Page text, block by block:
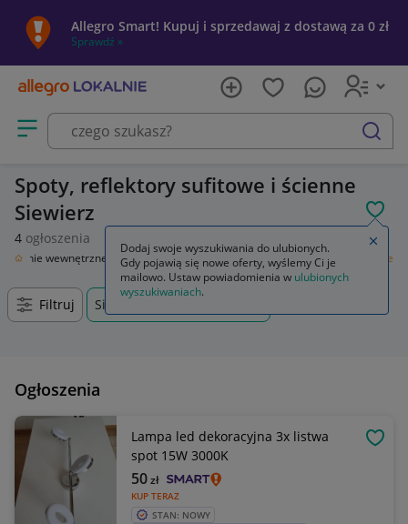
Allegro Smart! Kupuj i sprzedawaj z dostawą za 0 zł
Sprawdź »
Otwórz menu z kategoriami
szukaj
Spoty, reflektory sufitowe i ścienne
Siewierz
4 ogłoszenia
wewnętrzne Lampy sufitowe Spoty, reflektory sufitowe i ścienne
Filtruj Siewierz, Śląskie, +0 km
Ogłoszenia
Lampa led dekoracyjna 3x listwa
spot 15W 3000K
KUP TERAZ
50zł
STAN: NOWY
Dodaj swoje wyszukiwania do ulubionych.
Gdy pojawią się nowe oferty, wyślemy Ci je
mailowo. Ustaw powiadomienia w ulubionych
wyszukiwaniach.